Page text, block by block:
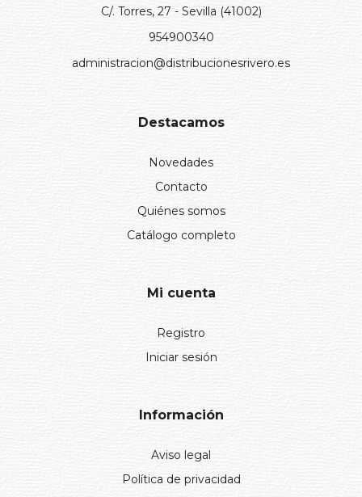
C/. Torres, 27 - Sevilla (41002)
954900340
administracion@distribucionesrivero.es
Destacamos
Novedades
Contacto
Quiénes somos
Catálogo completo
Mi cuenta
Registro
Iniciar sesión
Información
Aviso legal
Política de privacidad